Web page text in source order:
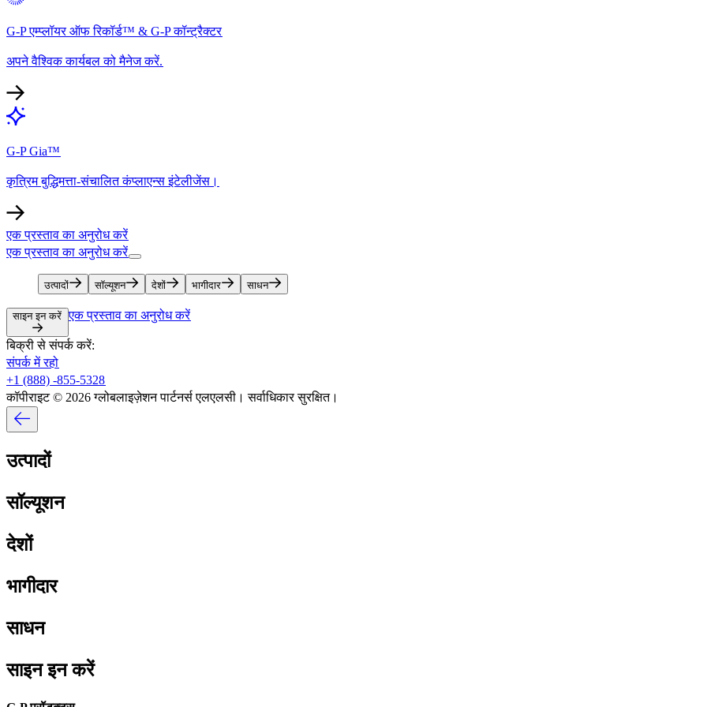
G-P एम्प्लॉयर ऑफ रिकॉर्ड™ & G-P कॉन्ट्रैक्टर​​
अपने वैश्विक कार्यबल को मैनेज करें.​​
G-P Gia™​​
कृत्रिम बुद्धिमत्ता-संचालित कंप्लाएन्स इंटेलीजेंस।​​
एक प्रस्ताव का अनुरोध करें​​
एक प्रस्ताव का अनुरोध करें​​
उत्पादों​​ सॉल्यूशन​​ देशों​​ भागीदार​​ साधन​​
साइन इन करें​​ एक प्रस्ताव का अनुरोध करें​​
बिक्री से संपर्क करें:​​
संपर्क में रहो​​
+1 (888) -855-5328​​
कॉपीराइट © 2026 ग्लोबलाइज़ेशन पार्टनर्स एलएलसी। सर्वाधिकार सुरक्षित।​​
उत्पादों​​
सॉल्यूशन​​
देशों​​
भागीदार​​
साधन​​
साइन इन करें​​